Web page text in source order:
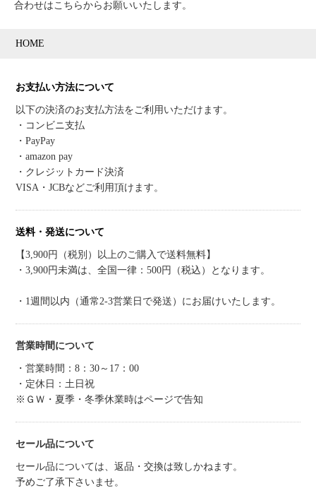
合わせはこちらからお願いいたします。
HOME
お支払い方法について
以下の決済のお支払方法をご利用いただけます。
・コンビニ支払
・PayPay
・amazon pay
・クレジットカード決済
VISA・JCBなどご利用頂けます。
送料・発送について
【3,900円（税別）以上のご購入で送料無料】
・3,900円未満は、全国一律：500円（税込）となります。
・1週間以内（通常2-3営業日で発送）にお届けいたします。
営業時間について
・営業時間：8：30～17：00
・定休日：土日祝
※ＧＷ・夏季・冬季休業時はページで告知
セール品について
セール品については、返品・交換は致しかねます。
予めご了承下さいませ。